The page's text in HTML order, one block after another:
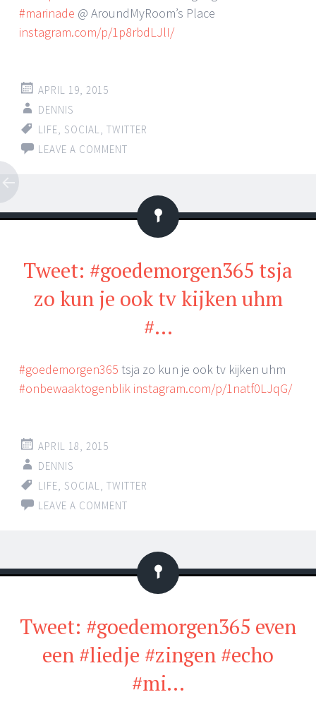
#marinade @ AroundMyRoom’s Place
instagram.com/p/1p8rbdLJlI/
APRIL 19, 2015
DENNIS
LIFE SOCIAL
TWITTER
LEAVE A COMMENT
Status
Tweet: #goedemorgen365 tsja
zo kun je ook tv kijken uhm
#…
#goedemorgen365 tsja zo kun je ook tv kijken uhm
#onbewaaktogenblik instagram.com/p/1natf0LJqG/
APRIL 18, 2015
DENNIS
LIFE SOCIAL
TWITTER
LEAVE A COMMENT
Status
Tweet: #goedemorgen365 even
een #liedje #zingen #echo
#mi…